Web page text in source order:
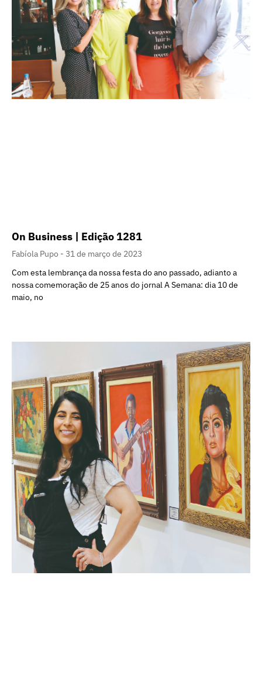
On Business | Edição 1281
Fabíola Pupo
31 de março de 2023
Com esta lembrança da nossa festa do ano passado, adianto a
nossa comemoração de 25 anos do jornal A Semana: dia 10 de
maio, no